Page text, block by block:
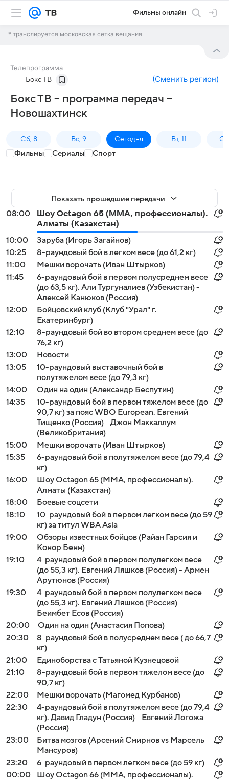
Фильмы онлайн
* транслируется московская сетка вещания
Телепрограмма
Бокс ТВ (Сменить регион)
Бокс ТВ – программа передач –
Новошахтинск
Сб, 8 Вс, 9 Сегодня Вт, 11
Фильмы Сериалы Спорт
Показать прошедшие передачи
08:00
Шоу Octagon 65 (MMA, профессионалы).
Алматы (Казахстан)
10:00
Заруба (Игорь Загайнов)
10:25
8-раундовый бой в легком весе (до 61,2 кг)
11:00
Мешки ворочать (Иван Штырков)
11:45
6-раундовый бой в первом полусреднем весе
(до 63,5 кг). Али Тургуналиев (Узбекистан) -
Алексей Канюков (Россия)
12:00
Бойцовский клуб (Клуб "Урал" г.
Екатеринбург)
12:10
8-раундовый бой во втором среднем весе (до
76,2 кг)
13:00
Новости
13:05
10-раундовый выставочный бой в
полутяжелом весе (до 79,3 кг)
14:00
Один на один (Александр Беспутин)
14:35
10-раундовый бой в первом тяжелом весе (до
90,7 кг) за пояс WBO European. Евгений
Тищенко (Россия) - Джон Маккаллум
(Великобритания)
15:00
Мешки ворочать (Иван Штырков)
15:35
6-раундовый бой в полутяжелом весе (до 79,4
кг)
16:00
Шоу Octagon 65 (MMA, профессионалы).
Алматы (Казахстан)
18:00
Боевые соцсети
18:10
10-раундовый бой в первом легком весе (до 59
кг) за титул WBA Asia
19:00
Обзоры известных бойцов (Райан Гарсия и
Конор Бенн)
19:10
4-раундовый бой в первом полулегком весе
(до 55,3 кг). Евгений Ляшков (Россия) - Армен
Арутюнов (Россия)
19:30
4-раундовый бой в первом полулегком весе
(до 55,3 кг). Евгений Ляшков (Россия) -
Беимбет Есов (Россия)
20:00
Один на один (Анастасия Попова)
20:30
8-раундовый бой в полусреднем весе ( до 66,7
кг)
21:00
Единоборства с Татьяной Кузнецовой
21:10
8-раундовый бой в первом тяжелом весе (до
90,7 кг)
22:00
Мешки ворочать (Магомед Курбанов)
22:30
4-раундовый бой в полутяжелом весе (до 79,4
кг). Давид Гладун (Россия) - Евгений Логожа
(Россия)
23:00
Битва мозгов (Арсений Смирнов vs Марсель
Мансуров)
23:20
6-раундовый в первом легком весе (до 59 кг)
00:00
Шоу Octagon 66 (MMA, профессионалы).